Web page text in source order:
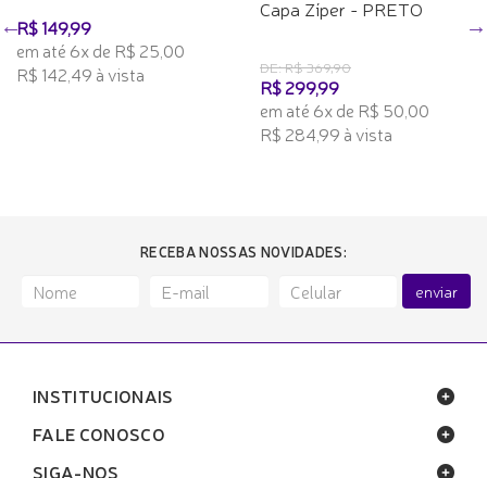
R$ 149,99
em até 6x de R$ 25,00
R$ 142,49 à vista
Capa Zíper - PRETO
DE: R$ 369,90
R$ 299,99
em até 6x de R$ 50,00
R$ 284,99 à vista
RECEBA NOSSAS NOVIDADES:
enviar
INSTITUCIONAIS
FALE CONOSCO
SIGA-NOS